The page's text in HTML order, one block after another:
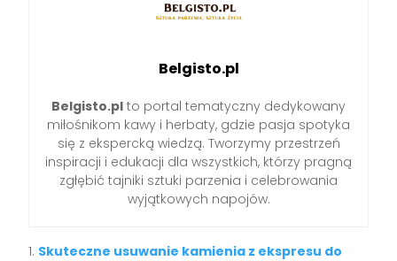
Belgisto.pl
Belgisto.pl to portal tematyczny dedykowany
miłośnikom kawy i herbaty, gdzie pasja spotyka
się z ekspercką wiedzą. Tworzymy przestrzeń
inspiracji i edukacji dla wszystkich, którzy pragną
zgłębić tajniki sztuki parzenia i celebrowania
wyjątkowych napojów.
Skuteczne usuwanie kamienia z ekspresu do